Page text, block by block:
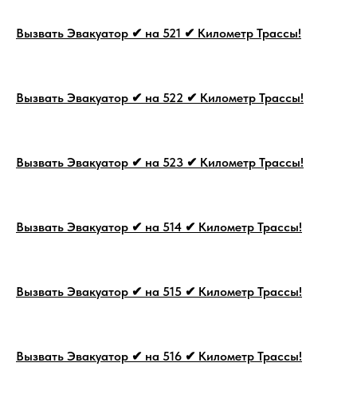
Вызвать Эвакуатор ✔ на 521 ✔ Километр Трассы!
Вызвать Эвакуатор ✔ на 522 ✔ Километр Трассы!
Вызвать Эвакуатор ✔ на 523 ✔ Километр Трассы!
Вызвать Эвакуатор ✔ на 514 ✔ Километр Трассы!
Вызвать Эвакуатор ✔ на 515 ✔ Километр Трассы!
Вызвать Эвакуатор ✔ на 516 ✔ Километр Трассы!